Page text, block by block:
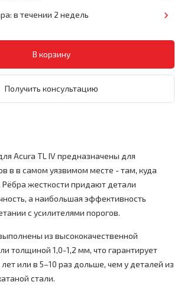
в течении 2 недель
Получить консультацию
Acura TL IV предназначены для
в в самом уязвимом месте - там, куда
Рёбра жесткости придают детали
а наибольшая эффективность
с усилителями порогов.
из высококачественной
толщиной 1,0-1,2 мм, что гарантирует
или в 5–10 раз дольше, чем у деталей из
стали.